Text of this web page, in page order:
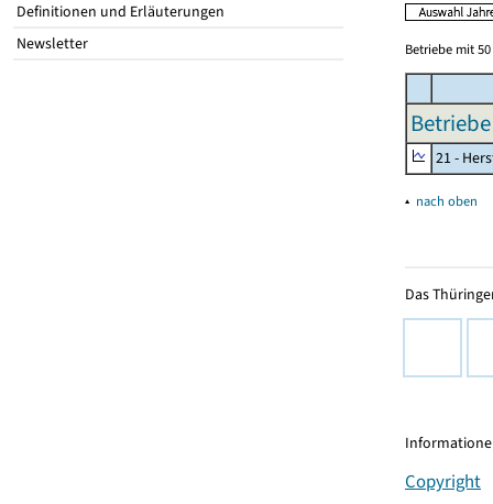
Definitionen und Erläuterungen
Newsletter
Betriebe mit
21 -
▴ nach oben
Das
Copyright